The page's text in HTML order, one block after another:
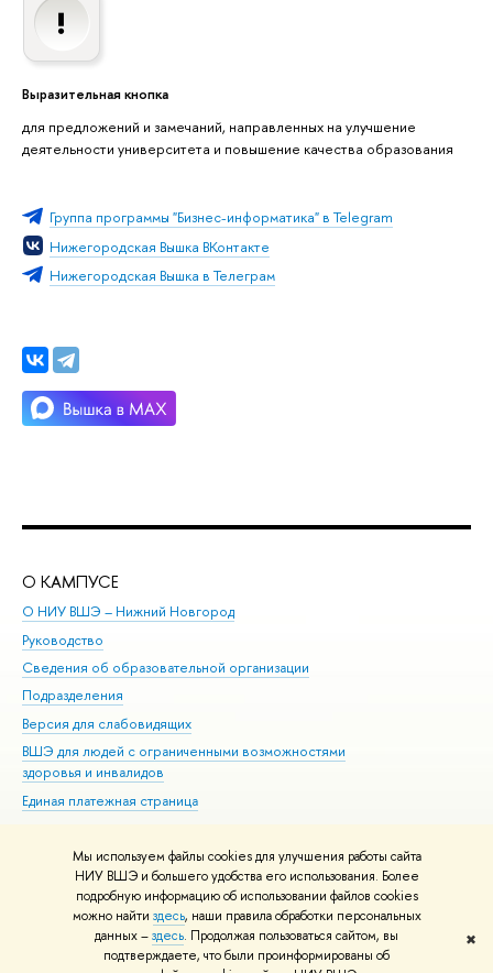
Мы используем файлы cookies для улучшения работы сайта
НИУ ВШЭ и большего удобства его использования. Более
подробную информацию об использовании файлов cookies
можно найти здесь, наши правила обработки персональных
данных –здесь. Продолжая пользоваться сайтом, вы
подтверждаете, что были проинформированы об
✖
Выразительная кнопка
для предложений и замечаний, направленных на улучшение
деятельности университета и повышение качества образования
Группа программы "Бизнес-информатика" в Telegram
Нижегородская Вышка ВКонтакте
Нижегородская Вышка в Телеграм
О КАМПУСЕ
О НИУ ВШЭ – Нижний Новгород
Руководство
Сведения об образовательной организации
Подразделения
Версия для слабовидящих
ВШЭ для людей с ограниченными возможностями
здоровья и инвалидов
Единая платежная страница